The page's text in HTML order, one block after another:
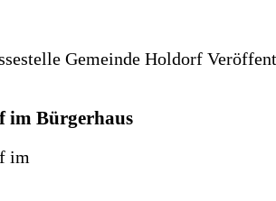
Gemeinde Holdorf
im Bürgerhaus